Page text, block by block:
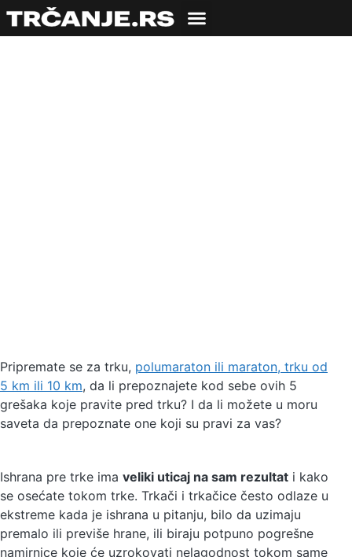
Pripremate se za trku, polumaraton ili maraton, trku od
5 km ili 10 km, da li prepoznajete kod sebe ovih 5
grešaka koje pravite pred trku? I da li možete u moru
saveta da prepoznate one koji su pravi za vas?
Ishrana pre trke ima veliki uticaj na sam rezultat i kako
se osećate tokom trke. Trkači i trkačice često odlaze u
ekstreme kada je ishrana u pitanju, bilo da uzimaju
premalo ili previše hrane, ili biraju potpuno pogrešne
namirnice koje će uzrokovati nelagodnost tokom same